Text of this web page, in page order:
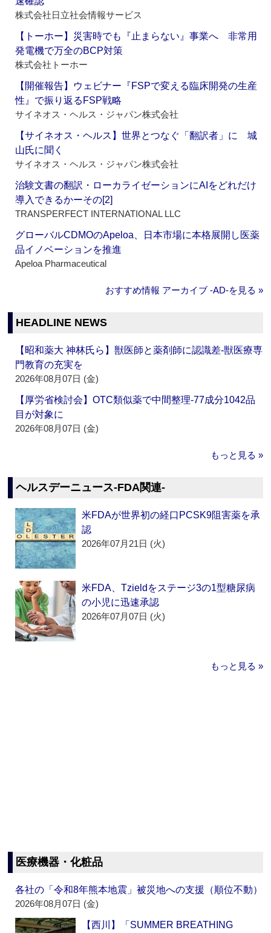
株式会社日立社会情報サービス
【トーホー】災害時でも『止まらない』事業へ 非常用
発電機で万全のBCP対策
株式会社トーホー
【開催報告】ウェビナー『FSPで変える臨床開発の生産
性』で振り返るFSP戦略
サイネオス・ヘルス・ジャパン株式会社
【サイネオス・ヘルス】世界とつなぐ「翻訳者」に 城
山氏に聞く
サイネオス・ヘルス・ジャパン株式会社
治験文書の翻訳・ローカライゼーションにAIをどれだけ
導入できるかーその[2]
TRANSPERFECT INTERNATIONAL LLC
グローバルCDMOのApeloa、日本市場に本格展開し医薬
品イノベーションを推進
Apeloa Pharmaceutical
おすすめ情報 アーカイブ ‐AD‐を見る »
HEADLINE NEWS
【昭和薬大 神林氏ら】獣医師と薬剤師に認識差‐獣医療専
門教育の充実を
2026年08月07日 (金)
【厚労省検討会】OTC類似薬で中間整理‐77成分1042品
目が対象に
2026年08月07日 (金)
もっと見る »
ヘルスデーニュース‐FDA関連‐
米FDAが世界初の経口PCSK9阻害薬を承
認
2026年07月21日 (火)
米FDA、Tzieldをステージ3の1型糖尿病
の小児に迅速承認
2026年07月07日 (火)
もっと見る »
医療機器・化粧品
各社の「令和8年熊本地震」被災地への支援（順位不動）
2026年08月07日 (金)
【西川】「SUMMER BREATHING